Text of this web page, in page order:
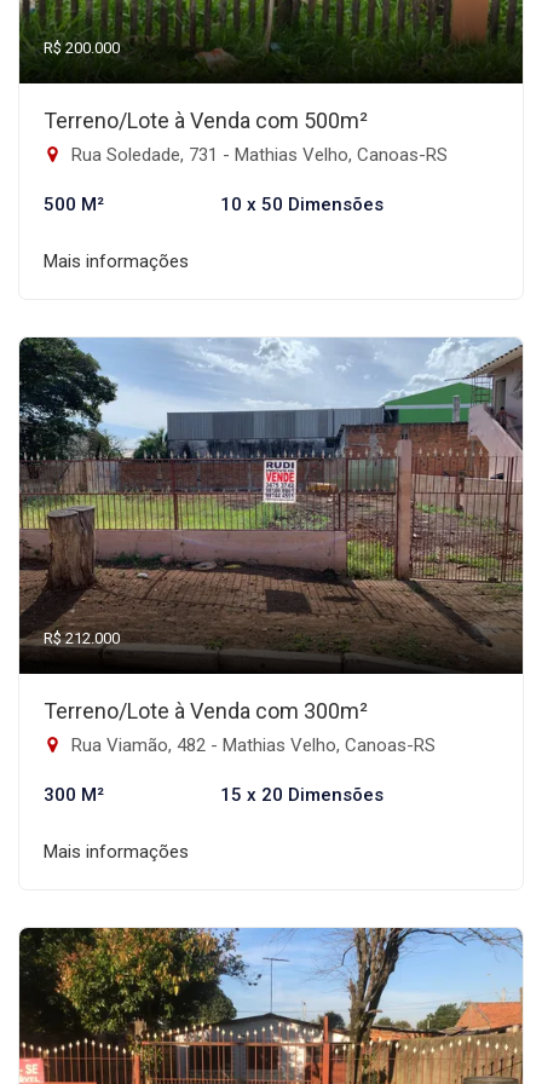
R$ 200.000
Terreno/Lote à Venda com 500m²
Rua Soledade, 731 - Mathias Velho, Canoas-RS
500 M² 10 x 50 Dimensões
Mais informações
R$ 212.000
Terreno/Lote à Venda com 300m²
Rua Viamão, 482 - Mathias Velho, Canoas-RS
300 M² 15 x 20 Dimensões
Mais informações